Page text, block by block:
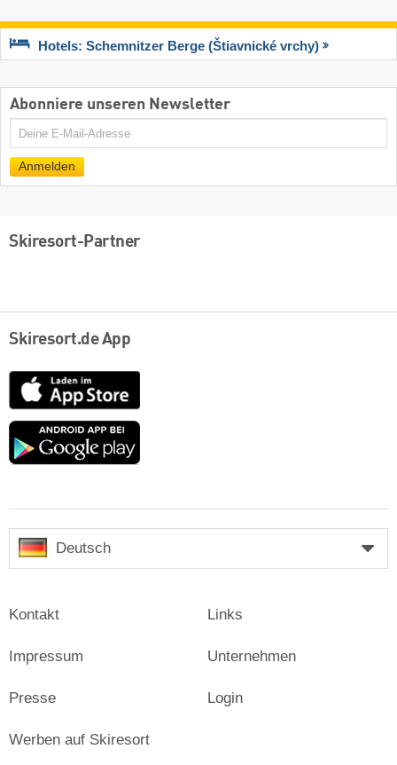
Hotels: Schemnitzer Berge (Štiavnické vrchy)
Abonniere unseren Newsletter
E-
Anmelden
Skiresort-Partner
Skiresort.de App
App
Store
Google
Deutsch
Kontakt
Impressum
Presse
Links
Unternehmen
Login
Werben auf Skiresort